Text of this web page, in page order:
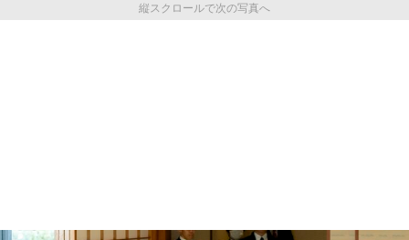
縦スクロールで次の写真へ